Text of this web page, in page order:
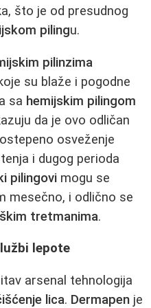
što je od presudnog
pilingu.
pilinzima
su blaže i pogodne
sa hemijskim pilingom
da je ovo odličan
osveženje
i dugog perioda
pilingovi mogu se
mesečno, i odlično se
tretmanima.
lepote
arsenal tehnologija
lica. Dermapen je